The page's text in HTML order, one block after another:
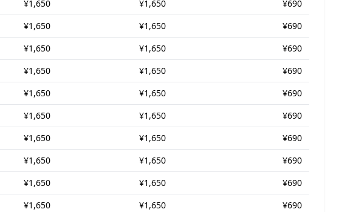
¥1,650 ¥1,650
¥690
¥1,650 ¥1,650
¥690
¥1,650 ¥1,650
¥690
¥1,650 ¥1,650
¥690
¥1,650 ¥1,650
¥690
¥1,650 ¥1,650
¥690
¥1,650 ¥1,650
¥690
¥1,650 ¥1,650
¥690
¥1,650 ¥1,650
¥690
¥1,650 ¥1,650
¥690